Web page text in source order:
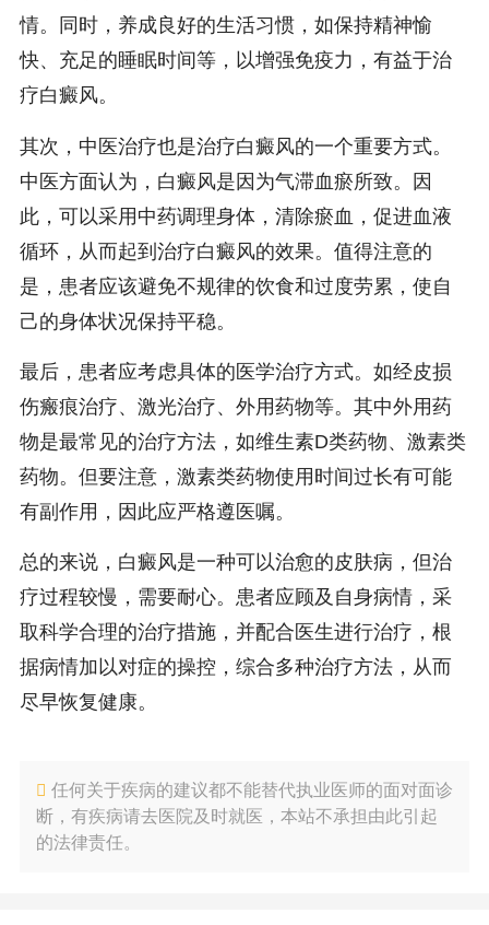
情。同时，养成良好的生活习惯，如保持精神愉
快、充足的睡眠时间等，以增强免疫力，有益于治
疗白癜风。
其次，中医治疗也是治疗白癜风的一个重要方式。
中医方面认为，白癜风是因为气滞血瘀所致。因
此，可以采用中药调理身体，清除瘀血，促进血液
循环，从而起到治疗白癜风的效果。值得注意的
是，患者应该避免不规律的饮食和过度劳累，使自
己的身体状况保持平稳。
最后，患者应考虑具体的医学治疗方式。如经皮损
伤瘢痕治疗、激光治疗、外用药物等。其中外用药
物是最常见的治疗方法，如维生素D类药物、激素类
药物。但要注意，激素类药物使用时间过长有可能
有副作用，因此应严格遵医嘱。
总的来说，白癜风是一种可以治愈的皮肤病，但治
疗过程较慢，需要耐心。患者应顾及自身病情，采
取科学合理的治疗措施，并配合医生进行治疗，根
据病情加以对症的操控，综合多种治疗方法，从而
尽早恢复健康。
任何关于疾病的建议都不能替代执业医师的面对面诊
断，有疾病请去医院及时就医，本站不承担由此引起
的法律责任。